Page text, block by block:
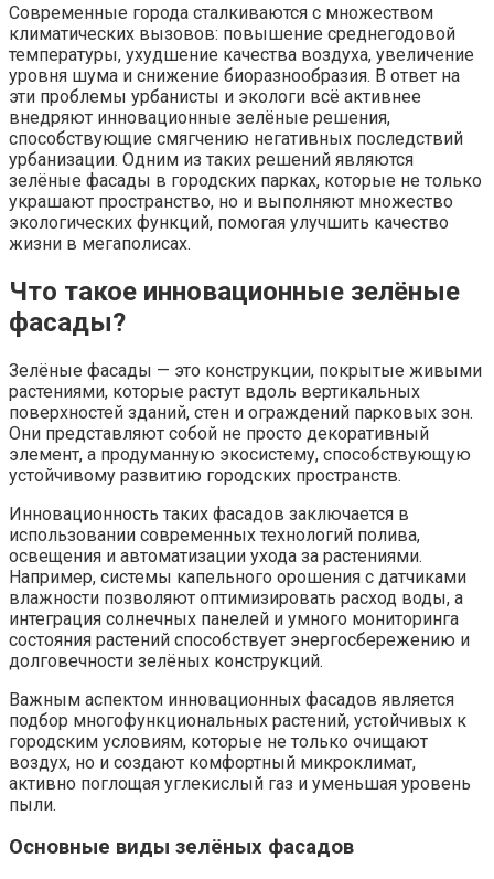
Современные города сталкиваются с множеством
климатических вызовов: повышение среднегодовой
температуры, ухудшение качества воздуха, увеличение
уровня шума и снижение биоразнообразия. В ответ на
эти проблемы урбанисты и экологи всё активнее
внедряют инновационные зелёные решения,
способствующие смягчению негативных последствий
урбанизации. Одним из таких решений являются
зелёные фасады в городских парках, которые не только
украшают пространство, но и выполняют множество
экологических функций, помогая улучшить качество
жизни в мегаполисах.
Что такое инновационные зелёные
фасады?
Зелёные фасады — это конструкции, покрытые живыми
растениями, которые растут вдоль вертикальных
поверхностей зданий, стен и ограждений парковых зон.
Они представляют собой не просто декоративный
элемент, а продуманную экосистему, способствующую
устойчивому развитию городских пространств.
Инновационность таких фасадов заключается в
использовании современных технологий полива,
освещения и автоматизации ухода за растениями.
Например, системы капельного орошения с датчиками
влажности позволяют оптимизировать расход воды, а
интеграция солнечных панелей и умного мониторинга
состояния растений способствует энергосбережению и
долговечности зелёных конструкций.
Важным аспектом инновационных фасадов является
подбор многофункциональных растений, устойчивых к
городским условиям, которые не только очищают
воздух, но и создают комфортный микроклимат,
активно поглощая углекислый газ и уменьшая уровень
пыли.
Основные виды зелёных фасадов